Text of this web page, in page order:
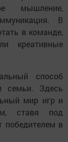
мышление,
В
в команде,
креативные
способ
семьи. Здесь
мир игр и
ставя под
победителем в